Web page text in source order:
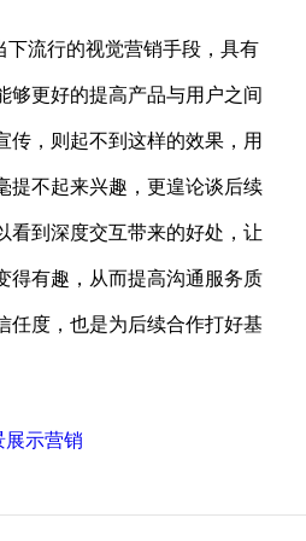
下流行的视觉营销手段，具有
够更好的提高产品与用户之间
传，则起不到这样的效果，用
提不起来兴趣，更遑论谈后续
看到深度交互带来的好处，让
得有趣，从而提高沟通服务质
任度，也是为后续合作打好基
展示营销